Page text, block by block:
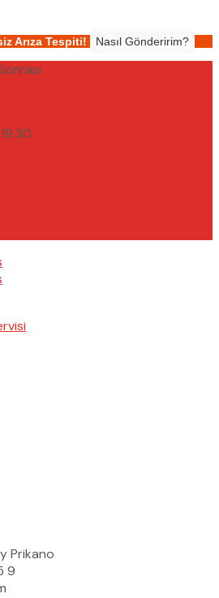
Arıza Tespiti! Nasıl Gönderirim?
Prikano
9